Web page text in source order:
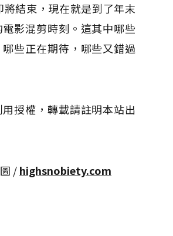
將結束，現在就是到了年末
影混剪時刻。這其中哪些
些正在期待，哪些又錯過
授權，轉載請註明本站出
/highsnobiety.com